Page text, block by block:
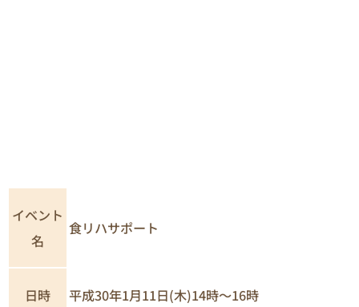
イベント
名
食リハサポート
日時 平成30年1月11日(木)14時～16時